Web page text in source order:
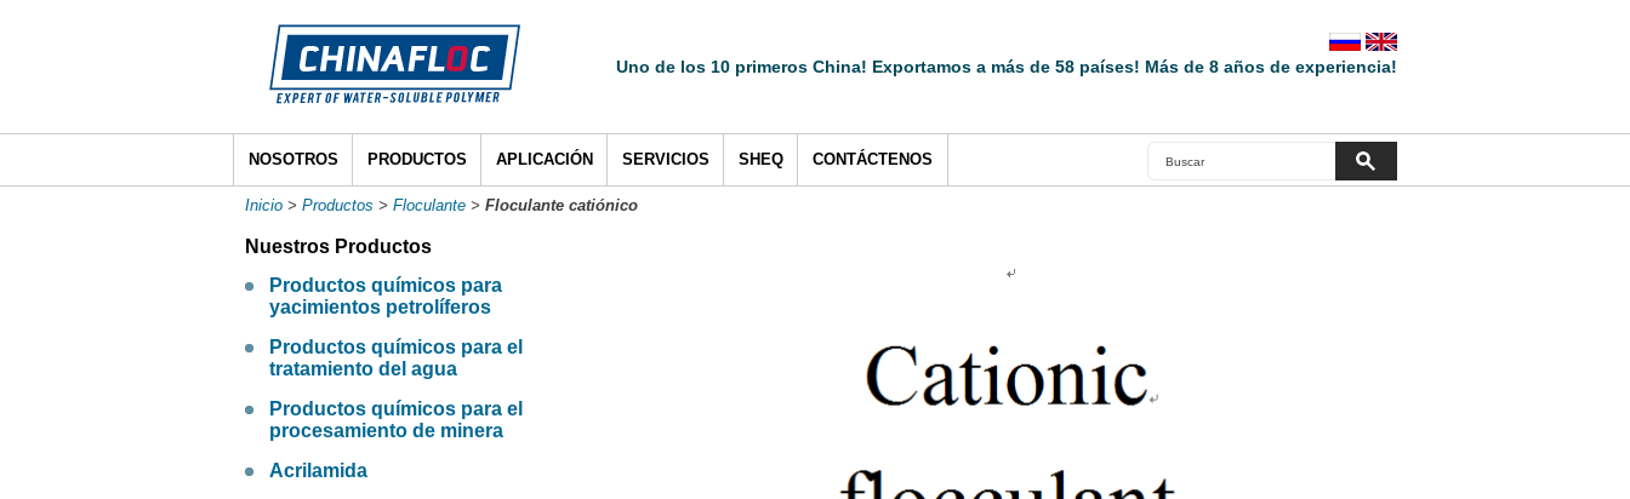
Uno de los 10 primeros China! Exportamos a más de 58 países! Más de 8 años de experiencia!
NOSOTROS PRODUCTOS APLICACIÓN SERVICIOS SHEQ CONTÁCTENOS
Inicio > Productos > Floculante > Floculante catiónico
Nuestros Productos
Productos químicos para
yacimientos petrolíferos
Productos químicos para el
tratamiento del agua
Productos químicos para el
procesamiento de minera
Acrilamida